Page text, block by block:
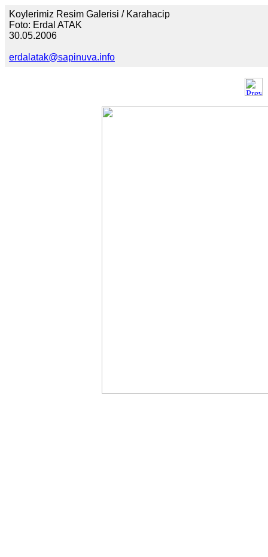
Koylerimiz Resim Galerisi / Karahacip
Foto: Erdal ATAK
30.05.2006
erdalatak@sapinuva.info